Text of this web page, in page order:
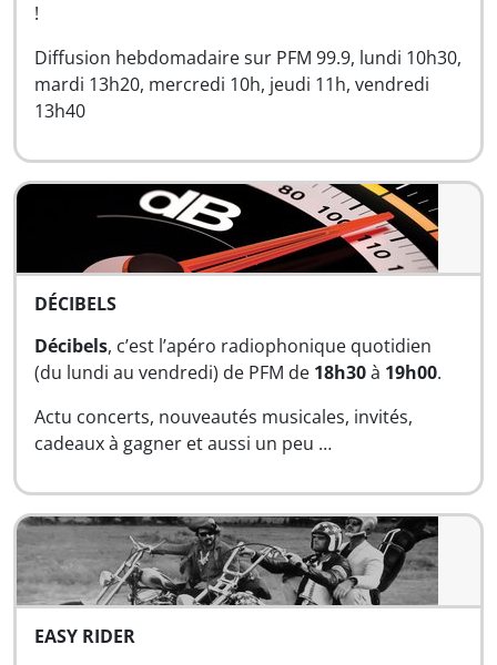
!
Diffusion hebdomadaire sur PFM 99.9, lundi 10h30,
mardi 13h20, mercredi 10h, jeudi 11h, vendredi
13h40
DÉCIBELS
Décibels, c’est l’apéro radiophonique quotidien
(du lundi au vendredi) de PFM de 18h30à 19h00.
Actu concerts, nouveautés musicales, invités,
cadeaux à gagner et aussi un peu …
EASY RIDER